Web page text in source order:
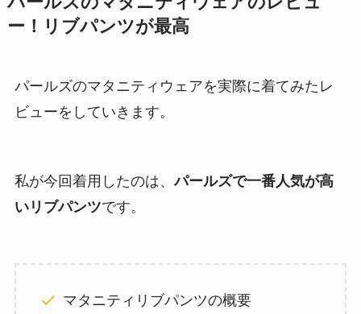
ー！リブパンツが最高
パールズのマタニティウェアを実際に着てみたレ
ビューをしていきます。
私が今回着用したのは、パールズで一番人気が高
いリブパンツです。
マタニティリブパンツの概要